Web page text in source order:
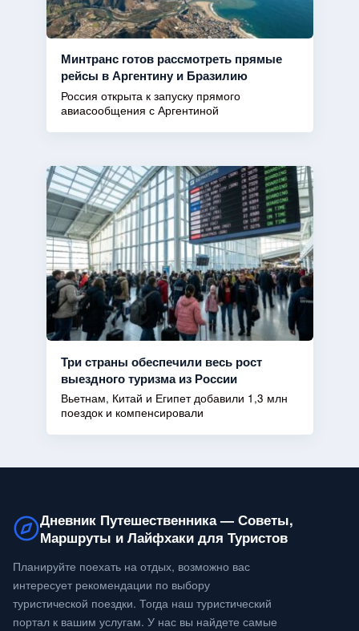
Минтранс готов рассмотреть прямые
рейсы в Аргентину и Бразилию
Россия открыта к запуску прямого
авиасообщения с Аргентиной
Три страны обеспечили весь рост
выездного туризма из России
Вьетнам, Китай и Египет добавили 1,3 млн
поездок и компенсировали
Дневник Путешественника — Советы,
Маршруты и Лайфхаки для Туристов
Планируйте поехать на отдых, возможно вас
интересует рекомендации по выбору
туристической поездки. Тогда наш туристический
портал к вашим услугам. У нас вы найдете самые